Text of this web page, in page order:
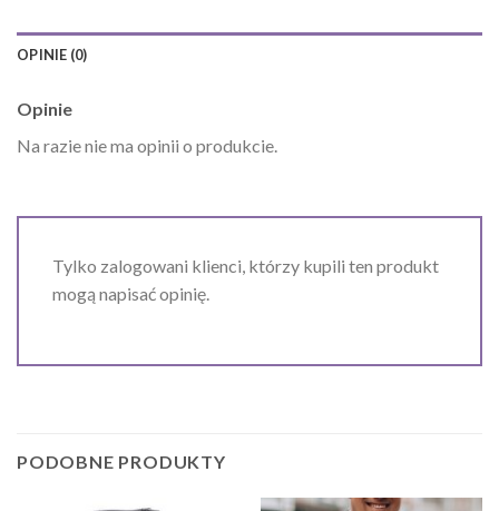
OPINIE (0)
Opinie
Na razie nie ma opinii o produkcie.
Tylko zalogowani klienci, którzy kupili ten produkt
mogą napisać opinię.
PODOBNE PRODUKTY